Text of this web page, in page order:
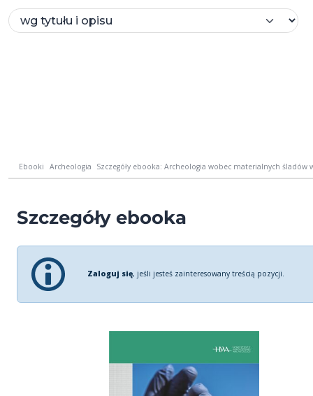
Ebooki Archeologia Szczegóły ebooka: Archeologia wobec materialnych śladów
Szczegóły ebooka
Zaloguj się, jeśli jesteś zainteresowany treścią pozycji.